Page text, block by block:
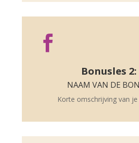

Bonusles 2:
NAAM VAN DE
Korte omschrijving van je